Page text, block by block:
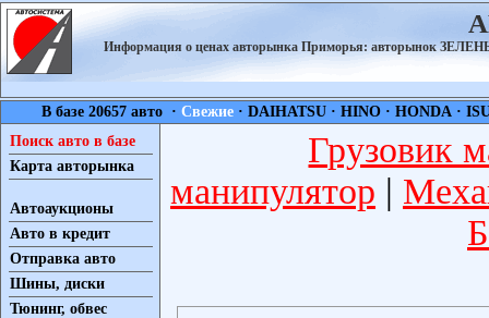
Информация о ценах авторынка Приморья: авторынок
В базе 20657 авто ·Свежие ·DAIHATSU ·HINO ·HONDA ·
Поиск авто в базе
Карта авторынка
Автоаукционы
Авто в кредит
Отправка авто
Шины, диски
Тюнинг, обвес
Грузовик
манипулятор |